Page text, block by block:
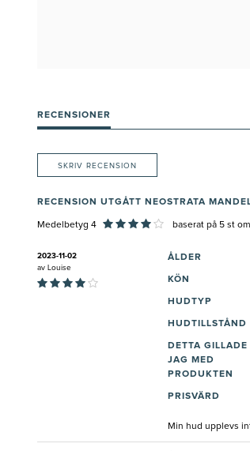
RECENSIONER
SKRIV RECENSION
RECENSION UTGÅTT NEOSTRATA
Medelbetyg 4 baserat på 5 st
2023-11-02
av Louise
ÅLDER
KÖN
HUDTYP
HUDTILLSTÅND
DETTA GILLADE
JAG MED
PRODUKTEN
PRISVÄRD
Min hud upplevs